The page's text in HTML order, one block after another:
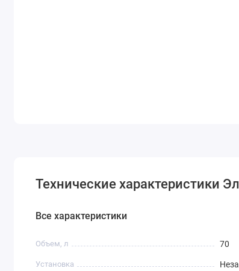
Технические характеристики
Все характеристики
Объем, л 70
Установка